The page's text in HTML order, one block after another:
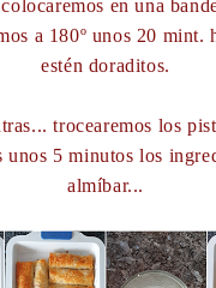
en una
a 180º unos 20 mint.
estén doraditos.
trocearemos los
unos 5 minutos los
almíbar...